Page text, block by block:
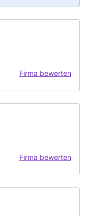
Firma bewerten
Firma bewerten